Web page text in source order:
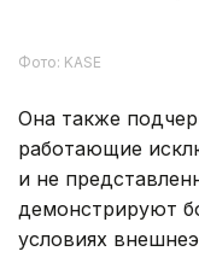
Фото: KASE
Она также
работающие
и не
демонстрируют
условиях